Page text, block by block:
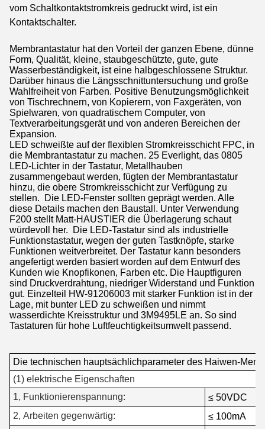
vom Schaltkontaktstromkreis gedruckt wird, ist ein
Kontaktschalter.
Membrantastatur hat den Vorteil der ganzen Ebene, dünne
Form, Qualität, kleine, staubgeschützte, gute, gute
Wasserbeständigkeit, ist eine halbgeschlossene Struktur.
Darüber hinaus die Längsschnittuntersuchung und große
Wahlfreiheit von Farben. Positive Benutzungsmöglichkeit
von Tischrechnern, von Kopierern, von Faxgeräten, von
Spielwaren, von quadratischem Computer, von
Textverarbeitungsgerät und von anderen Bereichen der
Expansion.
LED schweißte auf der flexiblen Stromkreisschicht FPC, in
die Membrantastatur zu machen. 25 Everlight, das 0805
LED-Lichter in der Tastatur, Metallhauben
zusammengebaut werden, fügten der Membrantastatur
hinzu, die obere Stromkreisschicht zur Verfügung zu
stellen. Die LED-Fenster sollten geprägt werden. Alle
diese Details machen den Baustall. Unter Verwendung
F200 stellt Matt-HAUSTIER die Überlagerung schaut
würdevoll her. Die LED-Tastatur sind als industrielle
Funktionstastatur, wegen der guten Tastknöpfe, starke
Funktionen weitverbreitet. Der Tastatur kann besonders
angefertigt werden basiert worden auf dem Entwurf des
Kunden wie Knopfikonen, Farben etc. Die Hauptfiguren
sind Druckverdrahtung, niedriger Widerstand und Funktion
gut. Einzelteil HW-91206003 mit starker Funktion ist in der
Lage, mit bunter LED zu schweißen und nimmt
wasserdichte Kreisstruktur und 3M9495LE an. So sind
Tastaturen für hohe Luftfeuchtigkeitsumwelt passend.
Die technischen hauptsächlichparameter des Haiwen-
(1) elektrische Eigenschaften
1, Funktionierenspannung:
≤ 50VDC
2, Arbeiten gegenwärtig:
≤ 100mA